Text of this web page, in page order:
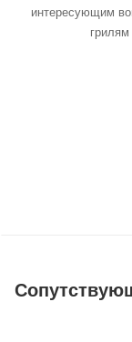
интересующим
грилям